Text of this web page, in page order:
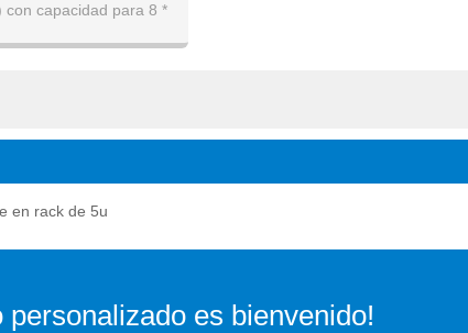
con capacidad para 8 *
en rack de 5u
es bienvenido!